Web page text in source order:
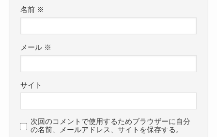
名前 ※
メール ※
サイト
次回のコメントで使用するためブラウザーに自分
の名前、メールアドレス、サイトを保存する。